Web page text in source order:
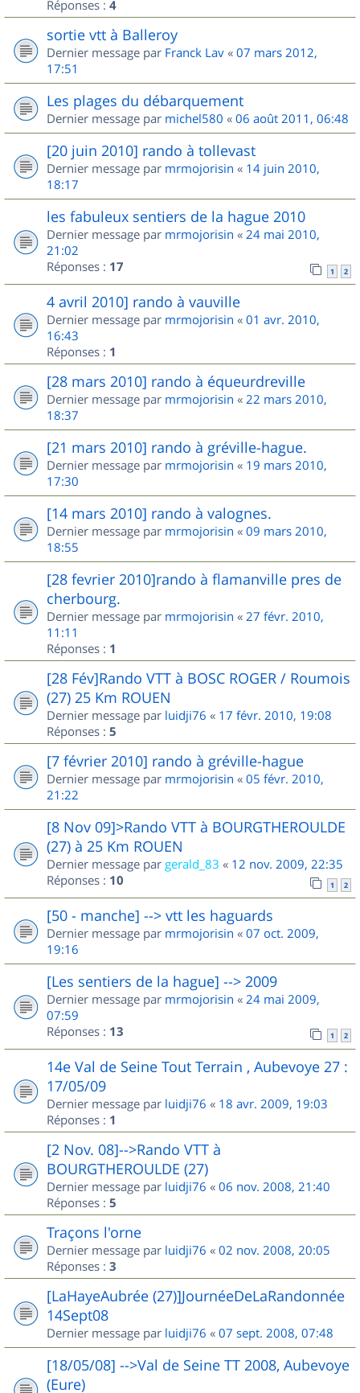
Réponses : 4
sortie vtt à Balleroy
Dernier message par Franck Lav « 07 mars 2012,
17:51
Les plages du débarquement
Dernier message par michel580 « 06 août 2011, 06:48
[20 juin 2010] rando à tollevast
Dernier message par mrmojorisin « 14 juin 2010,
18:17
les fabuleux sentiers de la hague 2010
Dernier message par mrmojorisin « 24 mai 2010,
21:02
Réponses : 17 1 2
4 avril 2010] rando à vauville
Dernier message par mrmojorisin « 01 avr. 2010,
16:43
Réponses : 1
[28 mars 2010] rando à équeurdreville
Dernier message par mrmojorisin « 22 mars 2010,
18:37
[21 mars 2010] rando à gréville-hague.
Dernier message par mrmojorisin « 19 mars 2010,
17:30
[14 mars 2010] rando à valognes.
Dernier message par mrmojorisin « 09 mars 2010,
18:55
[28 fevrier 2010]rando à flamanville pres de
cherbourg.
Dernier message par mrmojorisin « 27 févr. 2010,
11:11
Réponses : 1
[28 Fév]Rando VTT à BOSC ROGER / Roumois
(27) 25 Km ROUEN
Dernier message par luidji76 « 17 févr. 2010, 19:08
Réponses : 5
[7 février 2010] rando à gréville-hague
Dernier message par mrmojorisin « 05 févr. 2010,
21:22
[8 Nov 09]>Rando VTT à BOURGTHEROULDE
(27) à 25 Km ROUEN
Dernier message par gerald_83 « 12 nov. 2009, 22:35
Réponses : 10 1 2
[50 - manche] --> vtt les haguards
Dernier message par mrmojorisin « 07 oct. 2009,
19:16
[Les sentiers de la hague] --> 2009
Dernier message par mrmojorisin « 24 mai 2009,
07:59
Réponses : 13 1 2
14e Val de Seine Tout Terrain , Aubevoye 27 :
17/05/09
Dernier message par luidji76 « 18 avr. 2009, 19:03
Réponses : 1
[2 Nov. 08]-->Rando VTT à
BOURGTHEROULDE (27)
Dernier message par luidji76 « 06 nov. 2008, 21:40
Réponses : 5
Traçons l'orne
Dernier message par luidji76 « 02 nov. 2008, 20:05
Réponses : 3
[LaHayeAubrée (27)]JournéeDeLaRandonnée
14Sept08
Dernier message par luidji76 « 07 sept. 2008, 07:48
[18/05/08] -->Val de Seine TT 2008, Aubevoye
(Eure)